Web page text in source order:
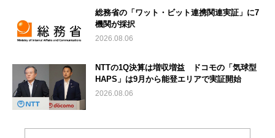
総務省の「ワット・ビット連携関連実証」に7
機関が採択
2026.08.06
NTTの1Q決算は増収増益 ドコモの「気球型
HAPS」は9月から能登エリアで実証開始
2026.08.06